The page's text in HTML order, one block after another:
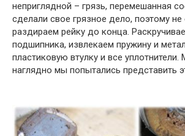
неприглядной – грязь, перемешанная
сделали свое грязное дело, поэтому не
раздираем рейку до конца.
подшипника, извлекаем пружину и
пластиковую втулку и все
наглядно мы попытались представить